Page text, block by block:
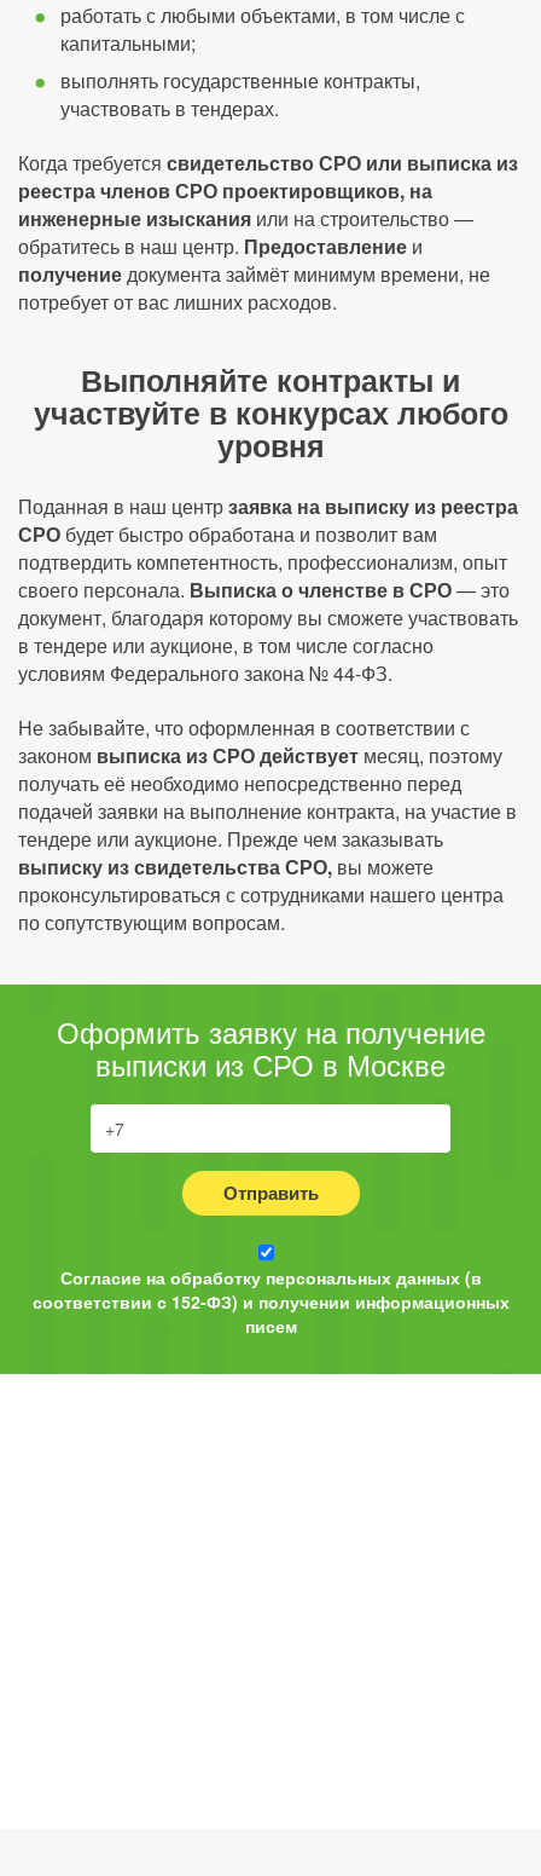
работать с любыми объектами, в том числе с
капитальными;
выполнять государственные контракты,
участвовать в тендерах.
Когда требуется свидетельство СРО или выписка из
реестра членов СРО проектировщиков, на
инженерные изыскания или на строительство —
обратитесь в наш центр. Предоставление и
получениедокумента займёт минимум времени, не
потребует от вас лишних расходов.
Выполняйте контракты и
участвуйте в конкурсах любого
уровня
Поданная в наш центрзаявка на выписку из реестра
СРО будет быстро обработана и позволит вам
подтвердить компетентность, профессионализм, опыт
своего персонала. Выписка о членстве в СРО— это
документ, благодаря которому вы сможете участвовать
в тендере или аукционе, в том числе согласно
условиям Федерального закона № 44-ФЗ.
Не забывайте, что оформленная в соответствии с
законом выписка из СРО действует месяц, поэтому
получать её необходимо непосредственно перед
подачей заявки на выполнение контракта, на участие в
тендере или аукционе. Прежде чем заказывать
выписку из свидетельства СРО, вы можете
проконсультироваться с сотрудниками нашего центра
по сопутствующим вопросам.
Оформить заявку на получение
выписки из СРО в Москве
Отправить
Согласие на обработку персональных данных (в
соответствии с 152-ФЗ) и получении информационных
писем